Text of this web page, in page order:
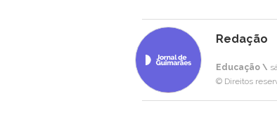
Redação
Educação \
© Direitos